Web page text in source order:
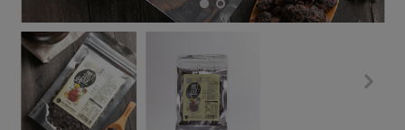
休閒零嘴 沖泡飲品
保健食品
居家好物
漬物
涼拌沙拉
飲品
議題活動
主婦聯盟X樂齡網特約優惠案
30%rPET紅烏龍茶
廢核運動 能源議題
減添加物 減塑減廢
公益金 食農教育
更多議題
社員權益
合作社法規